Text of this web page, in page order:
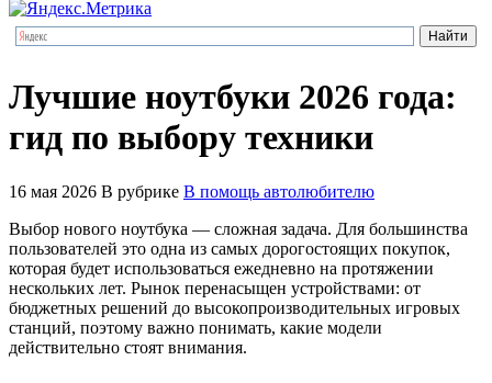
Лучшие ноутбуки 2026 года:
гид по выбору техники
16 мая 2026 В рубрике В помощь автолюбителю
Выбор нового ноутбука — сложная задача. Для большинства
пользователей это одна из самых дорогостоящих покупок,
которая будет использоваться ежедневно на протяжении
нескольких лет. Рынок перенасыщен устройствами: от
бюджетных решений до высокопроизводительных игровых
станций, поэтому важно понимать, какие модели
действительно стоят внимания.